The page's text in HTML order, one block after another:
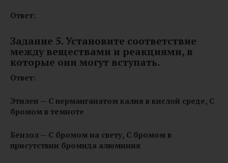
Ответ:
Задание 5. Установите соответствие
между веществами и реакциями, в
которые они могут вступать.
Ответ:
Этилен — С перманганатом калия в кислой среде, С
бромом в темноте
Бензол — С бромом на свету, С бромом в
присутствии бромида алюминия